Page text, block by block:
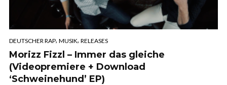
DEUTSCHER RAP, MUSIK, RELEASES
Morizz Fizzl – Immer das gleiche
(Videopremiere + Download
‘Schweinehund’ EP)